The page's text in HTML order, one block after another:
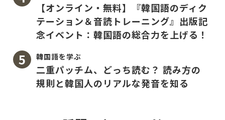
【オンライン・無料】『韓国語のディク
テーション＆音読トレーニング』出版記
念イベント：韓国語の総合力を上げる！
韓国語を学ぶ
二重パッチム、どっち読む？ 読み方の
規則と韓国人のリアルな発音を知る